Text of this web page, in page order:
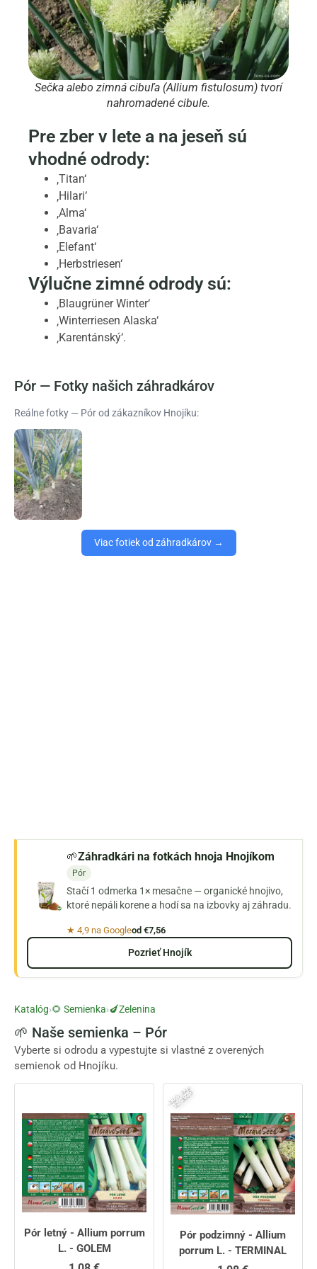
Sečka alebo zimná cibuľa (Allium fistulosum) tvorí
nahromadené cibule.
Pre zber v lete a na jeseň sú
vhodné odrody:
‚Titan‘
‚Hilari‘
‚Alma‘
‚Bavaria‘
‚Elefant‘
‚Herbstriesen‘
Výlučne zimné odrody sú:
‚Blaugrüner Winter‘
‚Winterriesen Alaska‘
‚Karentánský‘.
Pór — Fotky našich záhradkárov
Reálne fotky — Pór od zákazníkov Hnojíku:
Viac fotiek od záhradkárov →
🌱Záhradkári na fotkách hnoja Hnojíkom
Pór
Stačí 1 odmerka 1× mesačne — organické hnojivo,
ktoré nepáli korene a hodí sa na izbovky aj záhradu.
★ 4,9 na Googleod €7,56
Pozrieť Hnojík
Katalóg›🌻 Semienka›🍆Zelenina
🌱 Naše semienka – Pór
Vyberte si odrodu a vypestujte si vlastné z overených
semienok od Hnojíku.
Pór letný - Allium porrum
L. - GOLEM
-
3
0
%
e
x
p
.
1
2
/
2
0
2
5
Pór podzimný - Allium
porrum L. - TERMINAL